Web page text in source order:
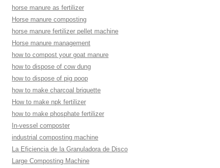
horse manure as fertilizer
Horse manure composting
horse manure fertilizer pellet machine
Horse manure management
how to compost your goat manure
how to dispose of cow dung
how to dispose of pig poop
how to make charcoal briquette
How to make npk fertilizer
how to make phosphate fertilizer
In-vessel composter
industrial composting machine
La Eficiencia de la Granuladora de Disco
Large Composting Machine